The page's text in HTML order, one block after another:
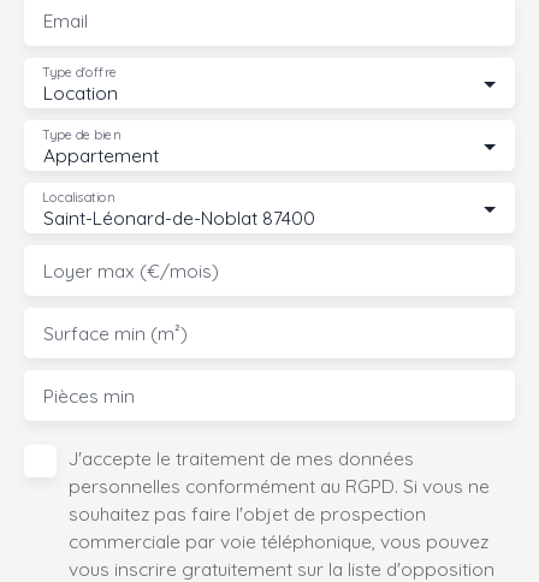
Email
Location
Type d'offre
Appartement
Type de bien
Saint-Léonard-de-Noblat 87400
Localisation
Loyer max (€/mois)
Surface min (m²)
Pièces min
J'accepte le traitement de mes données
personnelles conformément au RGPD. Si vous ne
souhaitez pas faire l'objet de prospection
commerciale par voie téléphonique, vous pouvez
vous inscrire gratuitement sur la liste d'opposition